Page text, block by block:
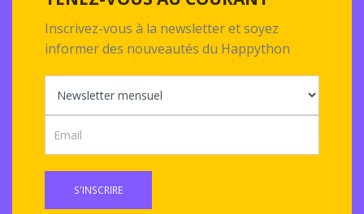
Inscrivez-vous à la newsletter et soyez
informer des nouveautés du Happython
S'INSCRIRE